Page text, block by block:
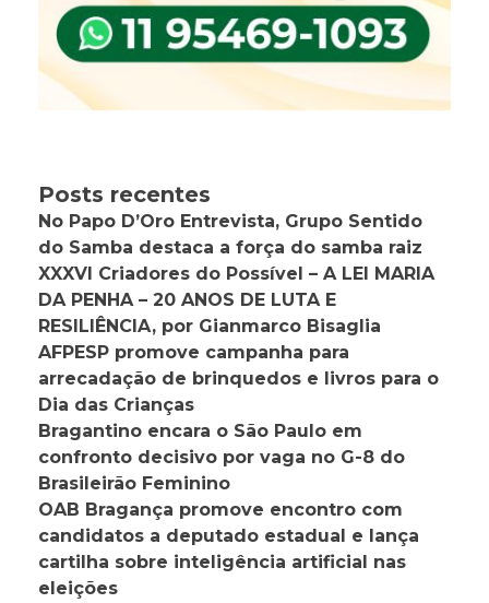
Posts recentes
No Papo D’Oro Entrevista, Grupo Sentido
do Samba destaca a força do samba raiz
XXXVI Criadores do Possível – A LEI MARIA
DA PENHA – 20 ANOS DE LUTA E
RESILIÊNCIA, por Gianmarco Bisaglia
AFPESP promove campanha para
arrecadação de brinquedos e livros para o
Dia das Crianças
Bragantino encara o São Paulo em
confronto decisivo por vaga no G-8 do
Brasileirão Feminino
OAB Bragança promove encontro com
candidatos a deputado estadual e lança
cartilha sobre inteligência artificial nas
eleições